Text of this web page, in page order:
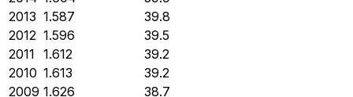
2013 1.587
39.8
2012 1.596
39.5
2011 1.612
39.2
2010 1.613
39.2
2009 1.626
38.7